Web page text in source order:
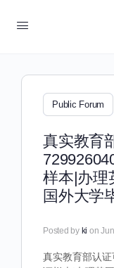
Public Forum
真实教育
样本|办理
国外大学
Posted by ki on
真实教育部认